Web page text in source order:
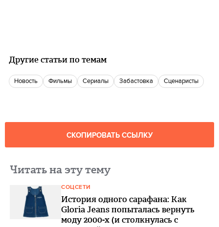
Другие статьи по темам
Новость фильмы сериалы Забастовка Сценаристы
СКОПИРОВАТЬ ССЫЛКУ
Читать на эту тему
СОЦСЕТИ
История одного сарафана: Как
Gloria Jeans попыталась вернуть
моду 2000-х (и столкнулась с